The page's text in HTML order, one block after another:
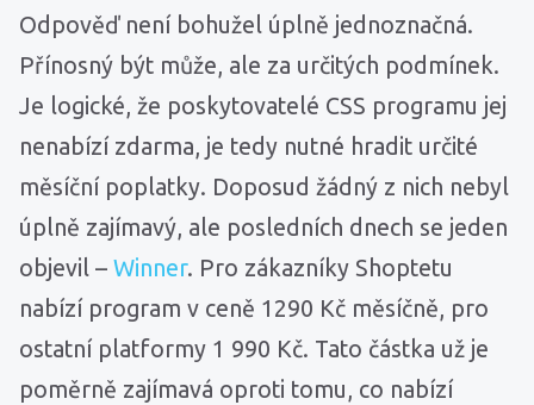
Odpověď není bohužel úplně jednoznačná.
Přínosný být může, ale za určitých podmínek.
Je logické, že poskytovatelé CSS programu jej
nenabízí zdarma, je tedy nutné hradit určité
měsíční poplatky. Doposud žádný z nich nebyl
úplně zajímavý, ale posledních dnech se jeden
objevil – Winner. Pro zákazníky Shoptetu
nabízí program v ceně 1290 Kč měsíčně, pro
ostatní platformy 1 990 Kč. Tato částka už je
poměrně zajímavá oproti tomu, co nabízí